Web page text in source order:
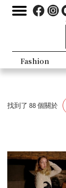
Fashion
找到了 88 個關於